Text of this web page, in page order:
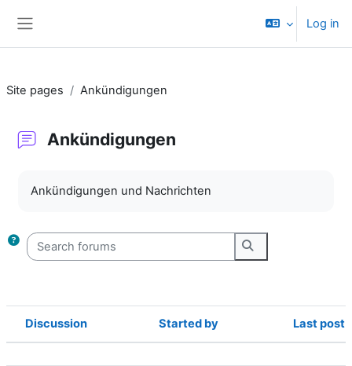
Log in
Site pages Ankündigungen
Ankündigungen
Ankündigungen und Nachrichten
Search forums
Search forums
Status
Discussion Started by Last post